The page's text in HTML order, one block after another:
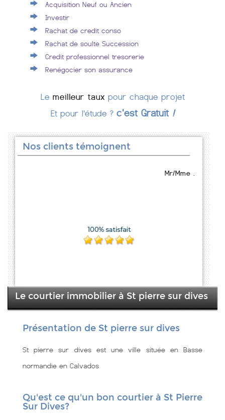
Acquisition Neuf ou Ancien
Investir
Rachat de credit conso
Rachat de soulte Succession
Credit professionnel tresorerie
Renégocier son assurance
Le meilleur taux pour chaque projet
Et pour l'étude ? c'est Gratuit !
Nos clients témoignent
Mr/Mme .
Le courtier immobilier à St pierre sur dives
Présentation de St pierre sur dives
St pierre sur dives est une ville située en Basse
normandie en Calvados
Qu'est ce qu'un bon courtier à St Pierre
Sur Dives?